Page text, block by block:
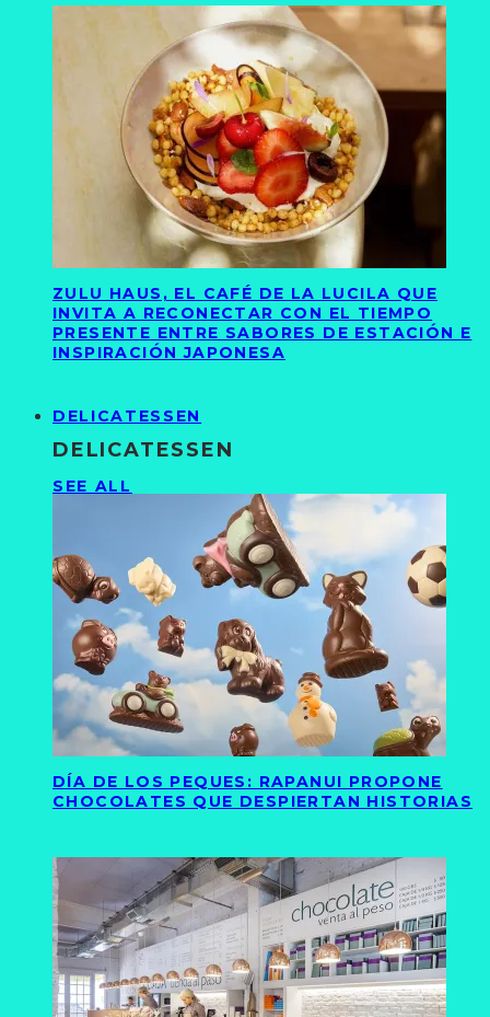
ZULU HAUS, EL CAFÉ DE LA LUCILA QUE
INVITA A RECONECTAR CON EL TIEMPO
PRESENTE ENTRE SABORES DE ESTACIÓN E
INSPIRACIÓN JAPONESA
DELICATESSEN
DELICATESSEN
SEE ALL
DÍA DE LOS PEQUES: RAPANUI PROPONE
CHOCOLATES QUE DESPIERTAN HISTORIAS